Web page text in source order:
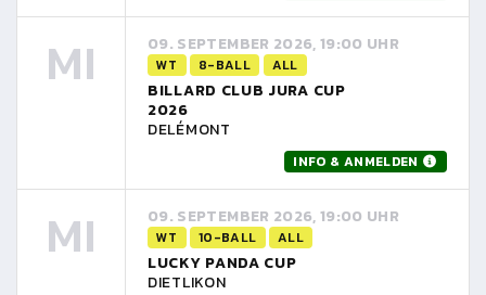
MI 09. SEPTEMBER 2026, 19:00 UHR
WT 8-BALL ALL
BILLARD CLUB JURA CUP
2026
DELÉMONT
INFO & ANMELDEN
MI 09. SEPTEMBER 2026, 19:00 UHR
WT 10-BALL ALL
LUCKY PANDA CUP
DIETLIKON